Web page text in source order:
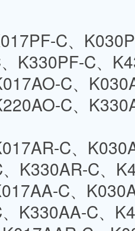
C、
、 K330PF-C、
C、
C、
C、
、 K330AR-C、
C、
、 K330AA-C、